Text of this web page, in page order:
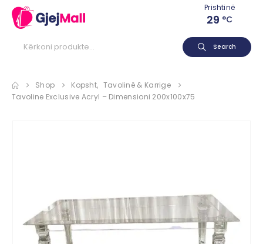
Prishtinë
29 °C
Search
Shop Kopsht, Tavolinë & Karrige
Tavoline Exclusive Acryl – Dimensioni 200x100x75